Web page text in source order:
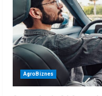
AgroBiznes